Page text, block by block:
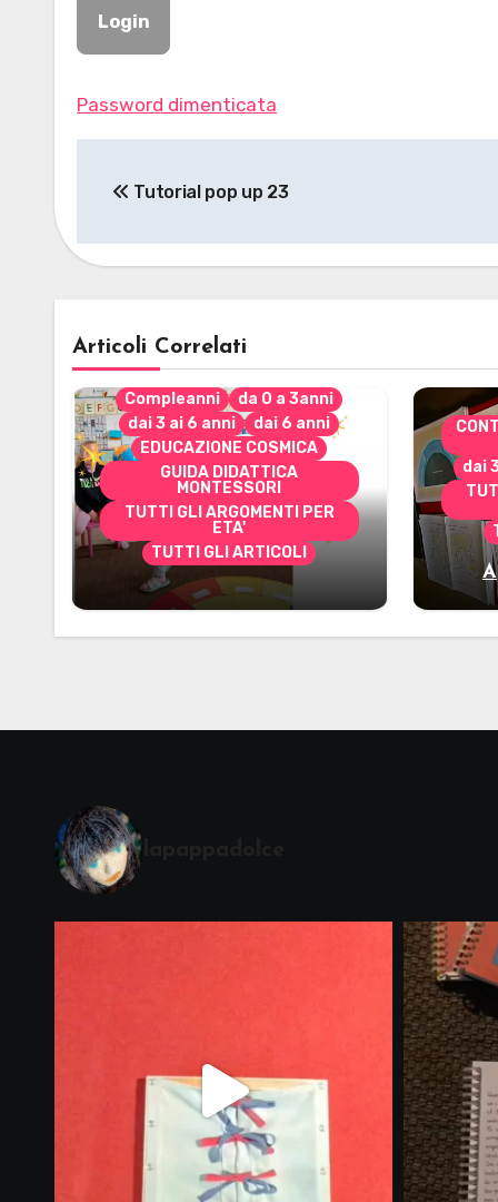
Password dimenticata
articoli
Tutorial pop up 23
Articoli Correlati
Compleanni
da 0 a 3anni
dai 3 ai 6 anni
dai 6 anni
EDUCAZIONE COSMICA
GUIDA DIDATTICA
MONTESSORI
TUTTI GLI ARGOMENTI PER
ETA'
TUTTI GLI ARTICOLI
Alcuni materiali per
accompagnare la
Cerimonia del Sole
dai